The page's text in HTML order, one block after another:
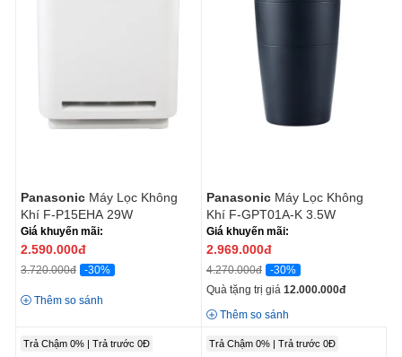
Panasonic Máy Lọc Không
Khí F-P15EHA 29W
Giá khuyến mãi:
2.590.000đ
3.720.000đ -30%
Thêm so sánh
Panasonic Máy Lọc Không
Khí F-GPT01A-K 3.5W
Giá khuyến mãi:
2.969.000đ
4.270.000đ
-30%
Quà tặng trị giá 12.000.000đ
Thêm so sánh
Trả Chậm 0% | Trả trước 0Đ Trả Chậm 0% | Trả trước 0Đ